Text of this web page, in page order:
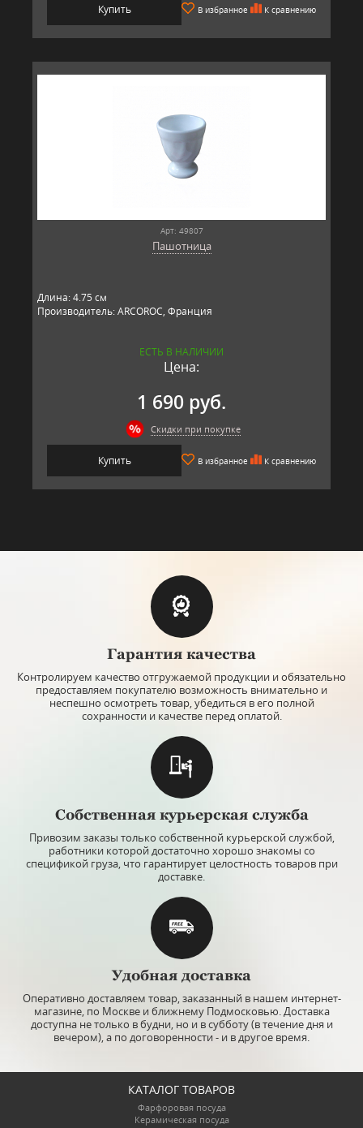
Купить В избранное К сравнению
Арт: 49807
Пашотница
Длина: 4.75 см
Производитель: ARCOROC, Франция
ЕСТЬ В НАЛИЧИИ
Цена:
1 690 руб.
Скидки при покупке
Купить В избранное К сравнению
Гарантия качества
Контролируем качество отгружаемой продукции и обязательно
предоставляем покупателю возможность внимательно и
неспешно осмотреть товар, убедиться в его полной
сохранности и качестве перед оплатой.
Собственная курьерская служба
Привозим заказы только собственной курьерской службой,
работники которой достаточно хорошо знакомы со
спецификой груза, что гарантирует целостность товаров при
доставке.
Удобная доставка
Оперативно доставляем товар, заказанный в нашем интернет-
магазине, по Москве и ближнему Подмосковью. Доставка
доступна не только в будни, но и в субботу (в течение дня и
вечером), а по договоренности - и в другое время.
КАТАЛОГ ТОВАРОВ
Фарфоровая посуда
Керамическая посуда